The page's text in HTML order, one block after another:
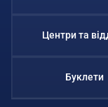
Центри та
Буклети